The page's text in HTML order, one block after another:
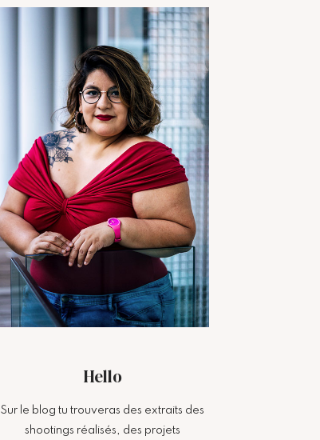
Hello
Sur le blog tu trouveras des extraits des
shootings réalisés, des projets